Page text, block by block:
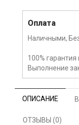
Оплата
Наличными,
100%
Выполнение
ОПИСАНИЕ
ОТЗЫВЫ (0)